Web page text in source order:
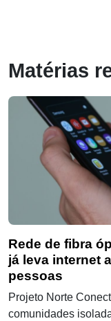
Matérias
Rede de fibra
já leva internet
pessoas
Projeto Norte
comunidades